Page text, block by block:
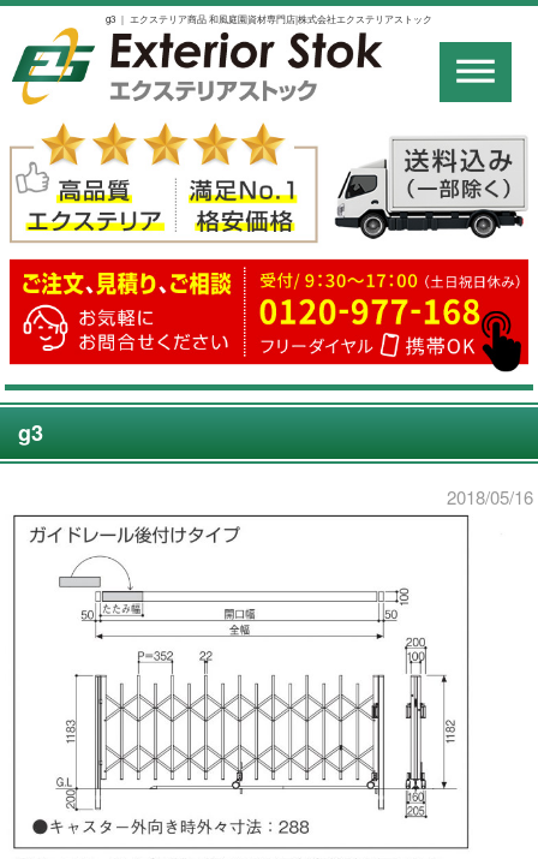
g3 ｜ エクステリア商品 和風庭園資材専門店|株式会社エクステリアストック
g3
2018/05/16